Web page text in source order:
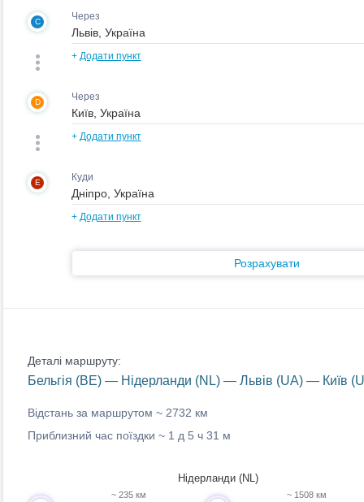
C Через
+ Додати пункт
D Через
+ Додати пункт
E Куди
+ Додати пункт
Розрахувати
Деталі маршруту:
Бельгія (BE) — Нідерланди (NL) — Львів (UA) — Київ
Відстань за маршрутом ~ 2732 км
Приблизний час поїздки ~ 1 д 5 ч 31 м
~ 235 км
Нідерланди (NL)
~ 1508 км